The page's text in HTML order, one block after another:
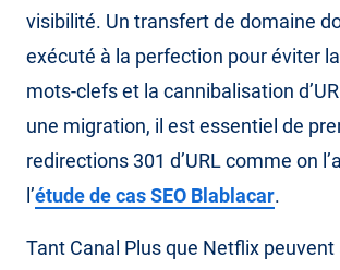
visibilité. Un transfert de domaine
exécuté à la perfection pour éviter
mots-clefs et la cannibalisation
une migration, il est essentiel de
redirections 301 d’URL comme on
l’étude de cas SEO Blablacar.
Tant Canal Plus que Netflix